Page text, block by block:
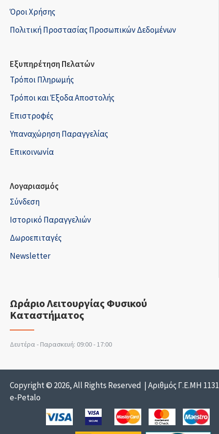
Όροι Χρήσης
Πολιτική Προστασίας Προσωπικών Δεδομένων
Εξυπηρέτηση Πελατών
Τρόποι Πληρωμής
Τρόποι και Έξοδα Αποστολής
Επιστροφές
Υπαναχώρηση Παραγγελίας
Επικοινωνία
Λογαριασμός
Σύνδεση
Ιστορικό Παραγγελιών
Δωροεπιταγές
Newsletter
Ωράριο Λειτουργίας Φυσικού
Καταστήματος
Δευτέρα - Παρασκευή: 09:00 - 17:00
Copyright © 2026, All Rights Reserved | Αριθμός Γ.Ε.ΜΗ
e-Petalo